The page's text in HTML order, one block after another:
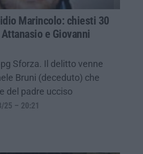
Marincolo: chiesti 30
e Giovanni
Sforza. Il delitto venne
Bruni (deceduto) che
del padre ucciso
25 – 20:21